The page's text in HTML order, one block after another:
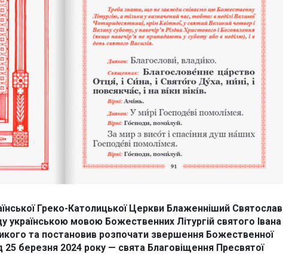
Греко-Католицької Церкви Блаженніший Святослав
українською мовою Божественних Літургій святого Івана
та постановив розпочати звершення Божественної
25 березня 2024 року — свята Благовіщення Пресвятої